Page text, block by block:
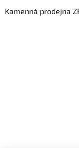
Kamenná prodejna